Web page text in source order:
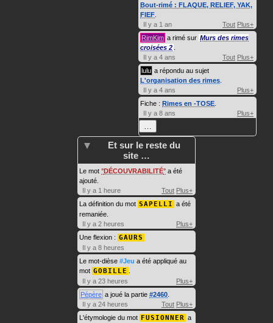
Bout-rimé : FLAQUE, RELIEF, YAK,
FIEF
Il y a 1 an
Tout Plus+
RimKim a rimé sur Murs des rimes
croisées 2
Il y a 4 ans
Tout Plus+
lulu a répondu au sujet
L'organisation des rimes
Il y a 4 ans
Plus+
Fiche : Rimes en -TOSE
Il y a 8 ans
Plus+
…
Et sur le reste du
site …
Le mot DÉCOUVRABILITÉ a été
ajouté.
Il y a 1 heure
Tout Plus+
La définition du mot SAPELLI a été
remaniée.
Il y a 2 heures
Plus+
Une flexion : GAURS
Il y a 8 heures
Le mot-dièse #Jeu a été appliqué au
mot GOBILLE
Il y a 23 heures
Plus+
Pépère a joué la partie #2460
Il y a 24 heures
Tout Plus+
L'étymologie du mot FUSIONNER a